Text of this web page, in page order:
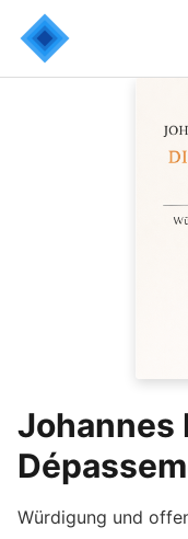
Johannes
Würdigung und